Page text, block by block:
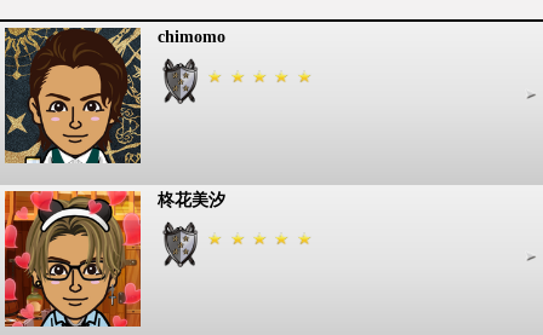
chimomo
柊花美汐